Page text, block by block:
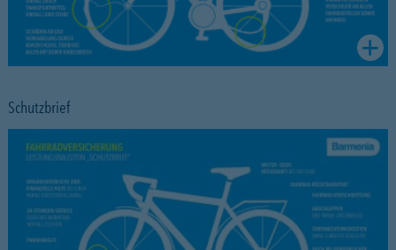
Schutzbrief